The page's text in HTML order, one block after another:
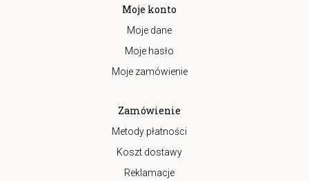
Moje konto
Moje dane
Moje hasło
Moje zamówienie
Zamówienie
Metody płatności
Koszt dostawy
Reklamacje